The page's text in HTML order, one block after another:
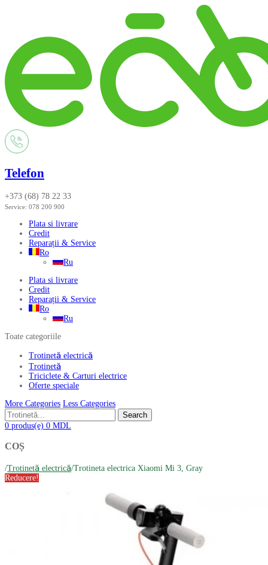
Telefon
+373 (68) 78 22 33
Service: 078 200 900
Plata si livrare
Credit
Reparații & Service
Ro
Ru
Plata si livrare
Credit
Reparații & Service
Ro
Ru
Toate categoriile
Trotinetă electrică
Trotinetă
Triciclete & Carturi electrice
Oferte speciale
More Categories Less Categories
Search
0 produs(e) 0 MDL
COȘ
/Trotinetă electrică/Trotineta electrica Xiaomi Mi 3, Gray
Reducere!